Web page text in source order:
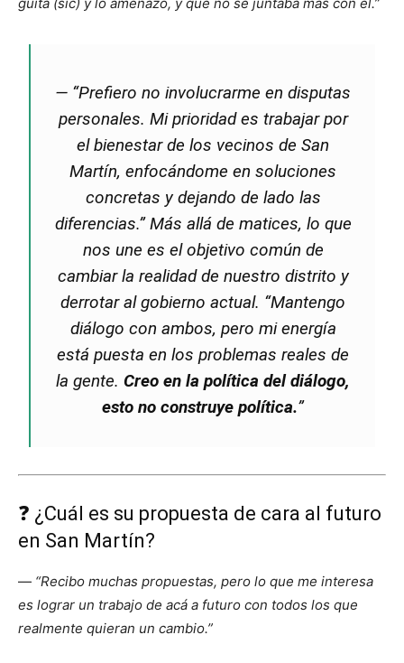
— “Prefiero no involucrarme en disputas
personales. Mi prioridad es trabajar por
el bienestar de los vecinos de San
Martín, enfocándome en soluciones
concretas y dejando de lado las
diferencias.”Más allá de matices, lo que
nos une es el objetivo común de
cambiar la realidad de nuestro distrito y
derrotar al gobierno actual. “Mantengo
diálogo con ambos, pero mi energía
está puesta en los problemas reales de
la gente. Creo en la política del diálogo,
esto no construye política.”
❓ ¿Cuál es su propuesta de cara al futuro
en San Martín?
— “Recibo muchas propuestas, pero lo que me interesa
es lograr un trabajo de acá a futuro con todos los que
realmente quieran un cambio.”